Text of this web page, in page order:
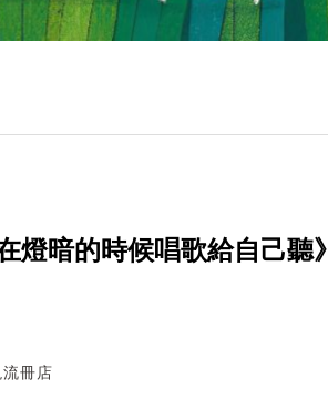
暗的時候唱歌給自己聽》
冊店